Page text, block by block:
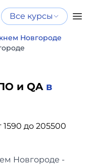
Все курсы
Новгороде
и QA в
1590 до 205500
Новгороде -
и ИИ